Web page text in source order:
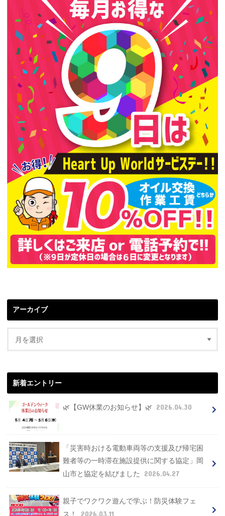
アーカイブ
新着エントリー
🌿【GW休業のお知らせ】🌿 2026.04.30
「災害時おける電動車両等の支援及び帰宅困
難者等の一時滞在施設提供に関する協定」岡
山市と協定を結びました
2026.04.27
親子でワクワク遊んで学ぶ！防災体験フェ
ス！
2026.03.11